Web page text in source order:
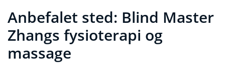
Anbefalet sted: Blind Master
Zhangs fysioterapi og
massage